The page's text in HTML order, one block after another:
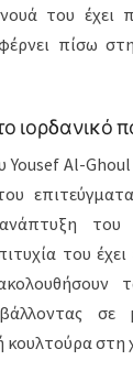
του έχει
πίσω
ιορδανικό
Yousef Al-
του
του
σε
κουλτούρα στη